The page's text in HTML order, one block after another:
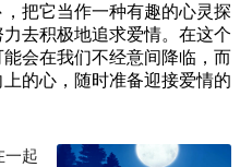
把它当作一种有趣的心灵探
去积极地追求爱情。在这个
会在我们不经意间降临，而
的心，随时准备迎接爱情的
一起